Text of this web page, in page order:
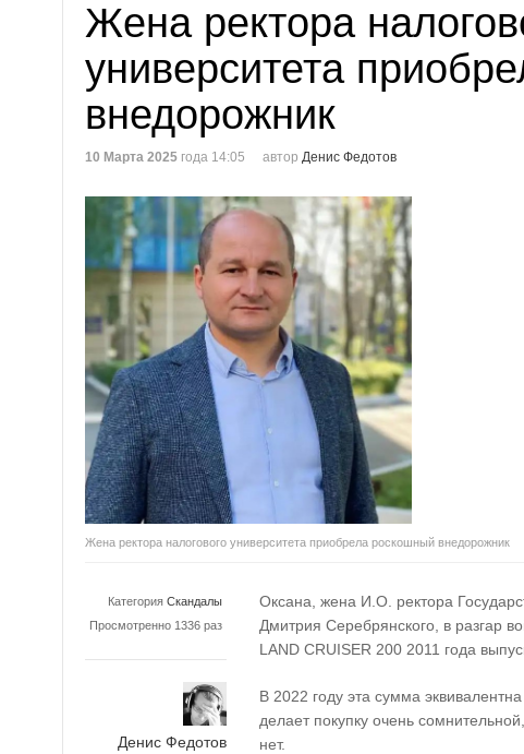
Жена ректора
университета
внедорожник
10 Марта 2025 года 14:05 автор Денис Федотов
Жена ректора налогового университета приобрела роскошный внедорожник
Категория Скандалы
Просмотренно 1336 раз
Денис Федотов
Оксана, жена И.О. ректора
Дмитрия Серебрянского, в разгар
LAND CRUISER 200 2011 года
В 2022 году эта сумма
делает покупку очень
нет.